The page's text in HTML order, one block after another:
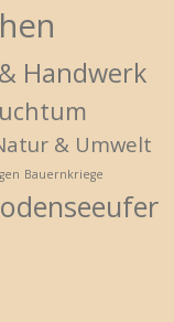
Handwerk
& Umwelt
Bauernkriege